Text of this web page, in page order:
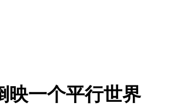
映一个平行世界